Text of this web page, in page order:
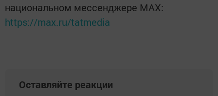
национальном мессенджере MАХ:
https://max.ru/tatmedia
Оставляйте реакции